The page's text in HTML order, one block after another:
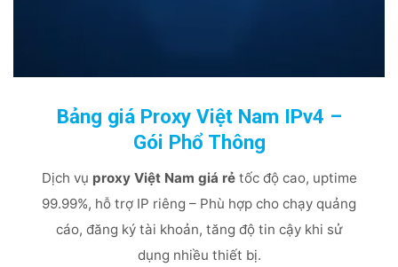
Bảng giá Proxy Việt Nam IPv4 –
Gói Phổ Thông
Dịch vụ proxy Việt Nam giá rẻtốc độ cao, uptime
99.99%, hỗ trợ IP riêng – Phù hợp cho chạy quảng
cáo, đăng ký tài khoản, tăng độ tin cậy khi sử
dụng nhiều thiết bị.